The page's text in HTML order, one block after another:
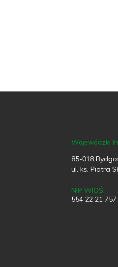
Wojewódzki
85-018
ul. ks. Piotra
NIP WIOŚ:
554 22 21 757